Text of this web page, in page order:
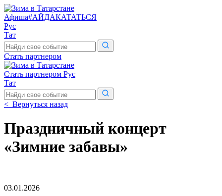
Афиша#АЙДАКАТАТЬСЯ
Рус
Тат
Поиск
по
сайту
Стать партнером
Стать партнером Рус
Тат
Поиск
по
сайту
< Вернуться назад
Праздничный концерт
«Зимние забавы»
03.01.2026